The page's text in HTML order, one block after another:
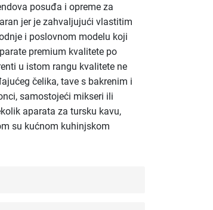
posuđa i opreme za
jer je zahvaljujući vlastitim
i poslovnom modelu koji
premium kvalitete po
u istom rangu kvalitete ne
čelika, tave s bakrenim i
samostojeći mikseri ili
aparata za tursku kavu,
su kućnom kuhinjskom